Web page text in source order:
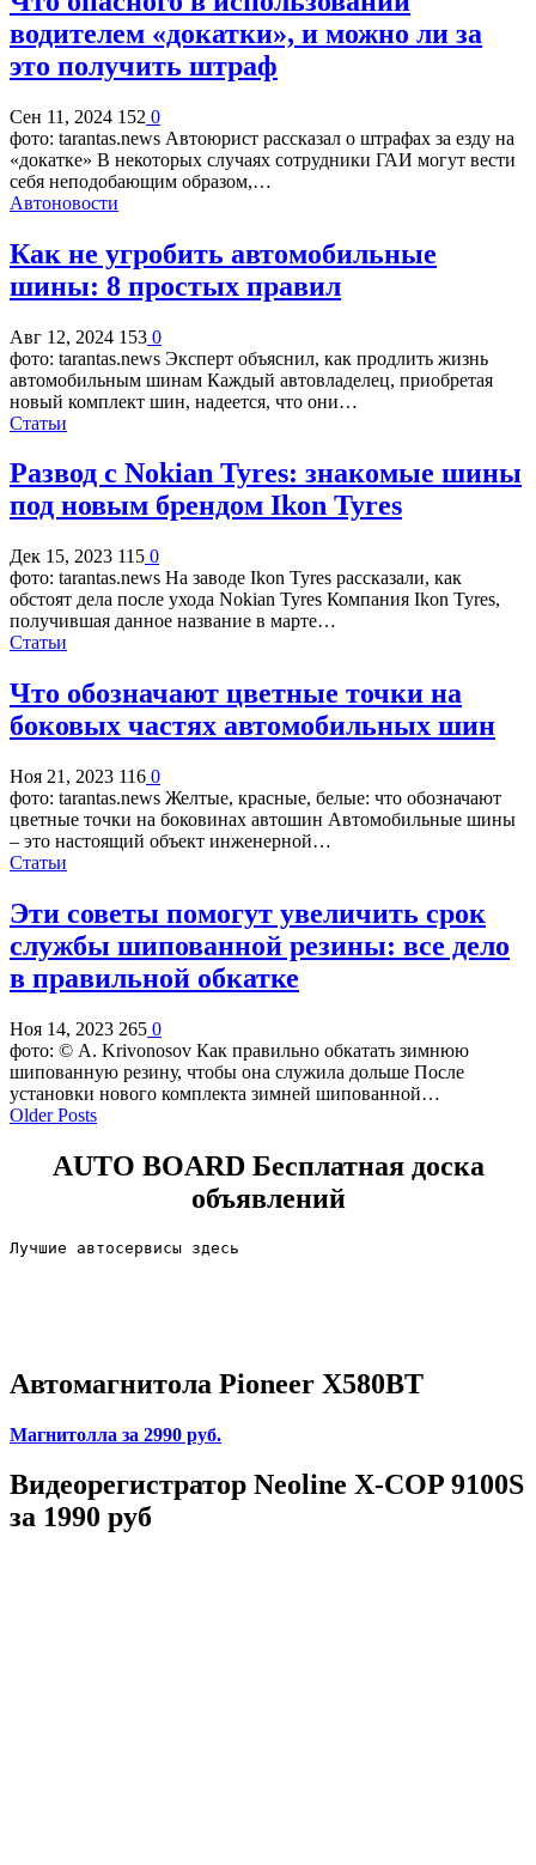
водителем «докатки», и можно ли за
это получить штраф
Сен 11, 2024 152 0
фото: tarantas.news Автоюрист рассказал о штрафах за езду на
«докатке» В некоторых случаях сотрудники ГАИ могут вести
себя неподобающим образом,…
Автоновости
Как не угробить автомобильные
шины: 8 простых правил
Авг 12, 2024 153 0
фото: tarantas.news Эксперт объяснил, как продлить жизнь
автомобильным шинам Каждый автовладелец, приобретая
новый комплект шин, надеется, что они…
Статьи
Развод с Nokian Tyres: знакомые шины
под новым брендом Ikon Tyres
Дек 15, 2023 115 0
фото: tarantas.news На заводе Ikon Tyres рассказали, как
обстоят дела после ухода Nokian Tyres Компания Ikon Tyres,
получившая данное название в марте…
Статьи
Что обозначают цветные точки на
боковых частях автомобильных шин
Ноя 21, 2023 116 0
фото: tarantas.news Желтые, красные, белые: что обозначают
цветные точки на боковинах автошин Автомобильные шины
– это настоящий объект инженерной…
Статьи
Эти советы помогут увеличить срок
службы шипованной резины: все дело
в правильной обкатке
Ноя 14, 2023 265 0
фото: © A. Krivonosov Как правильно обкатать зимнюю
шипованную резину, чтобы она служила дольше После
установки нового комплекта зимней шипованной…
Older Posts
AUTO BOARDБесплатная доска
объявлений
Лучшие автосервисы здесь
Автомагнитола Pioneer X580BT
Магнитолла за 2990 руб.
Видеорегистратор Neoline X-COP 9100S
за 1990 руб